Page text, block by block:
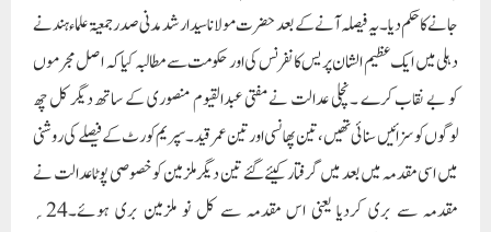
جانے کا حکم دیا۔ یہ فیصلہ آنے کے بعد حضرت مولانا سید ارشد مدنی صدر جمعیۃعلماء ہند نے
دہلی میں ایک عظیم الشان پریس کانفرنس کی اور حکومت سے مطالبہ کیا کہ اصل مجرموں
کو بے نقاب کرے ۔نچلی عدالت نے مفتی عبدالقیوم منصوری کے ساتھ دیگر کل چھ
لوگوں کو سزائیں سنائی تھیں ، تین پھانسی اور تین عمر قید۔سپریم کورٹ کے فیصلے کی روشنی
میں اسی مقدمہ میں بعد میں گرفتار کیئے گئے تین دیگر ملزمین کو خصوصی پوٹا عدالت نے
مقدمہ سے بری کردیا یعنی اس مقدمہ سے کل نو ملزمین بری ہوئے۔24؍